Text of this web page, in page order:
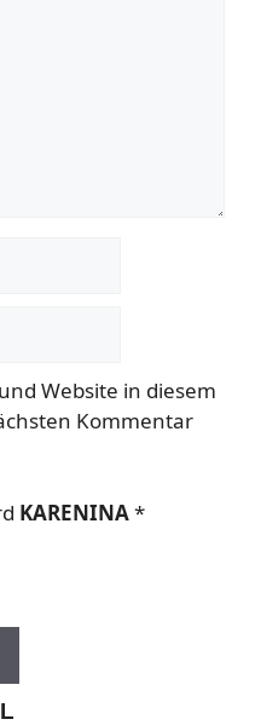
Website in diesem
Kommentar
KARENINA*